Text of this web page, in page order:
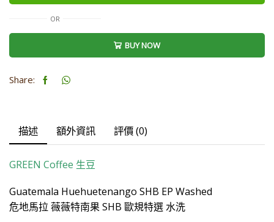
特
果
SHB
數
OR
BUY NOW
Share:
描述 額外資訊 評價 (0)
GREEN Coffee 生豆
Guatemala Huehuetenango SHB EP Washed
危地馬拉 薇薇特南果 SHB 歐規特選 水洗